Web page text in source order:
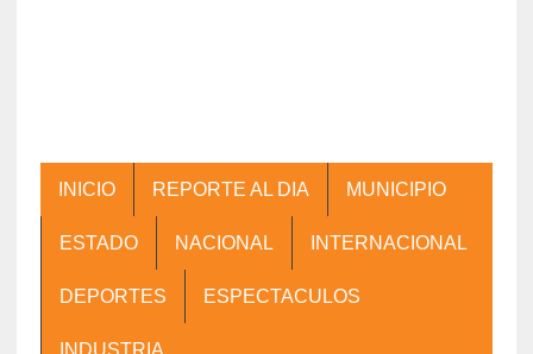
INICIO REPORTE AL DIA MUNICIPIO
ESTADO NACIONAL INTERNACIONAL
DEPORTES ESPECTACULOS
INDUSTRIA